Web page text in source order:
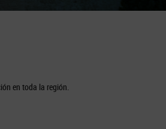
en toda la región.